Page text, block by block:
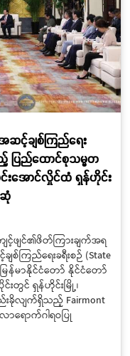
င့်ချစ်ကြည်ရေး
ပြည်ထောင်စုသမ္မတ
င်းအောင်လှိုင်ထံ ရှန်ဟိုင်း
ဆုံ
ဖျင်၏ဖိတ်ကြားချက်အရ
ကြည်ရေးခရီးစဉ် (State
န်မာနိုင်ငံတော် နိုင်ငံတော်
တွင် ရှန်ဟိုင်းမြို့၊
ခိုလျက်ရှိသည့် Fairmont
ရောက်ဂါရဝပြု